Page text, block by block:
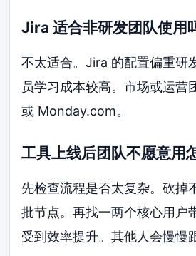
Jira 适合非研发团队使用
不太适合。Jira 的配置偏重研
员学习成本较高。市场或运营
或 Monday.com。
工具上线后团队不愿意用
先检查流程是否太复杂。砍掉
批节点。再找一两个核心用户
受到效率提升。其他人会慢慢